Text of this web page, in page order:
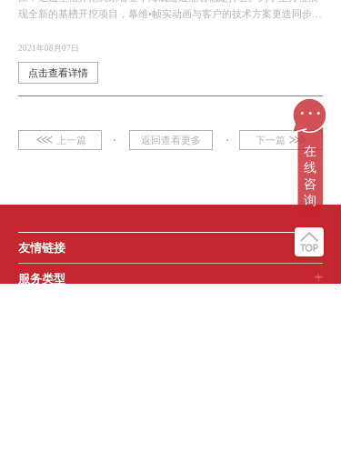
现全新的基槽开挖项目，幕维•帧实动画与客户的技术方案更迭同步前
2021年08月07日
点击查看详情
上一篇 返回查看更多 下一篇
友情链接
服务类型
...
在
线
咨
询